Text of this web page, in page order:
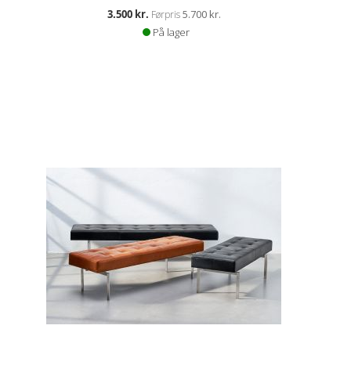
Kampagnepris
3.500 kr. Førpris 5.700 kr.
På lager